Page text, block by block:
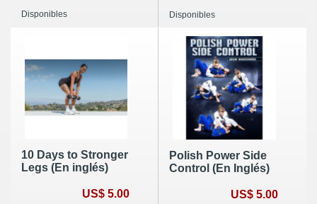
Disponibles Disponibles
10 Days to Stronger
Legs (En inglés)
US$ 5.00
Polish Power Side
Control (En Inglés)
US$ 5.00